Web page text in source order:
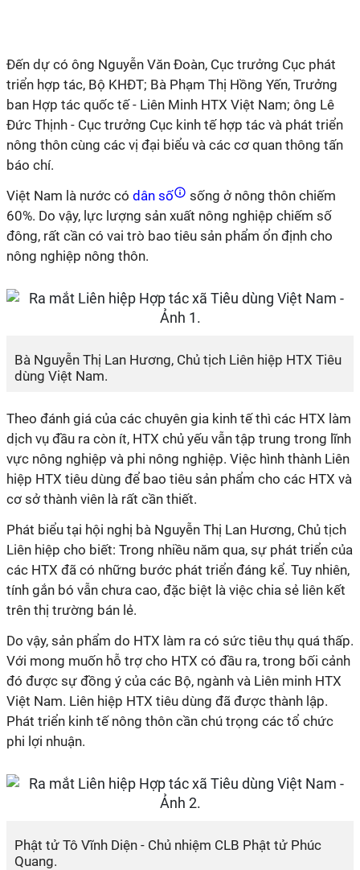
Đến dự có ông Nguyễn Văn Đoàn, Cục trưởng Cục phát
triển hợp tác, Bộ KHĐT; Bà Phạm Thị Hồng Yến, Trưởng
ban Hợp tác quốc tế - Liên Minh HTX Việt Nam; ông Lê
Đức Thịnh - Cục trưởng Cục kinh tế hợp tác và phát triển
nông thôn cùng các vị đại biểu và các cơ quan thông tấn
báo chí.
Việt Nam là nước có dân số
sống ở nông thôn chiếm
60%. Do vậy, lực lượng sản xuất nông nghiệp chiếm số
đông, rất cần có vai trò bao tiêu sản phẩm ổn định cho
nông nghiệp nông thôn.
Bà Nguyễn Thị Lan Hương, Chủ tịch Liên hiệp HTX Tiêu
dùng Việt Nam.
Theo đánh giá của các chuyên gia kinh tế thì các HTX làm
dịch vụ đầu ra còn ít, HTX chủ yếu vẫn tập trung trong lĩnh
vực nông nghiệp và phi nông nghiệp. Việc hình thành Liên
hiệp HTX tiêu dùng để bao tiêu sản phẩm cho các HTX và
cơ sở thành viên là rất cần thiết.
Phát biểu tại hội nghị bà Nguyễn Thị Lan Hương, Chủ tịch
Liên hiệp cho biết: Trong nhiều năm qua, sự phát triển của
các HTX đã có những bước phát triển đáng kể. Tuy nhiên,
tính gắn bó vẫn chưa cao, đặc biệt là việc chia sẻ liên kết
trên thị trường bán lẻ.
Do vậy, sản phẩm do HTX làm ra có sức tiêu thụ quá thấp.
Với mong muốn hỗ trợ cho HTX có đầu ra, trong bối cảnh
đó được sự đồng ý của các Bộ, ngành và Liên minh HTX
Việt Nam. Liên hiệp HTX tiêu dùng đã được thành lập.
Phát triển kinh tế nông thôn cần chú trọng các tổ chức
phi lợi nhuận.
Phật tử Tô Vĩnh Diện - Chủ nhiệm CLB Phật tử Phúc
Quang.